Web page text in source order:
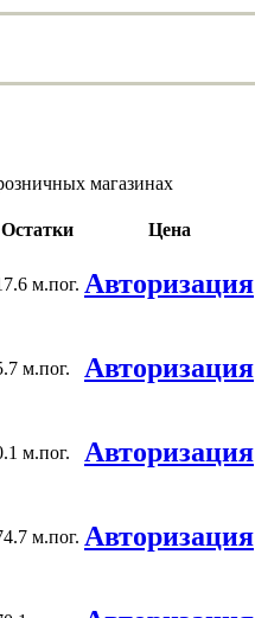
магазинах
Остатки Цена
м.пог. Авторизация
м.пог. Авторизация
м.пог. Авторизация
м.пог. Авторизация